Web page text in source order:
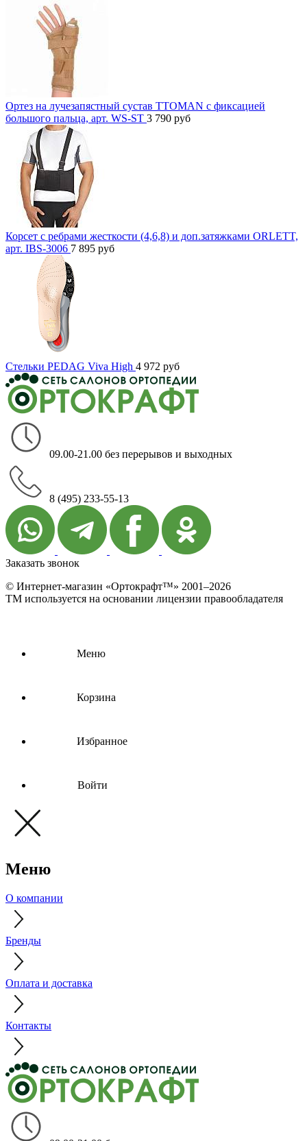
Ортез на лучезапястный сустав TTOMAN с фиксацией
большого пальца, арт. WS-ST 3 790 руб
Корсет с ребрами жесткости (4,6,8) и доп.затяжками ORLETT,
арт. IBS-3006 7 895 руб
Стельки PEDAG Viva High 4 972 руб
09.00-21.00 без перерывов и выходных
8 (495) 233-55-13
Заказать звонок
© Интернет-магазин «Ортокрафт™» 2001–2026
ТМ используется на основании лицензии правообладателя
Меню
Корзина
Избранное
Войти
Меню
О компании
Бренды
Оплата и доставка
Контакты